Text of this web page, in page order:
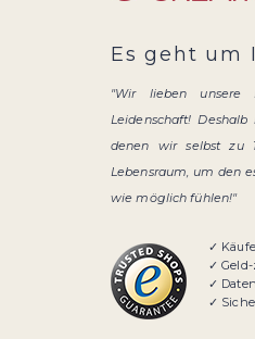
Es geht um
"Wir lieben unsere
Leidenschaft!
denen wir selbst zu
Lebensraum, um den
wie möglich fühlen!"
✓
✓
✓
✓